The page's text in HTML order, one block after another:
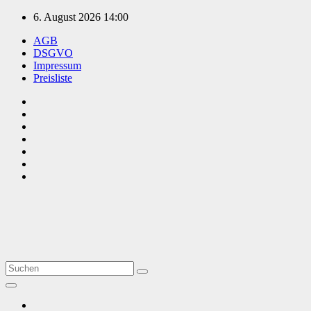
Zum
springen
6. August 2026 14:00
AGB
DSGVO
Impressum
Preisliste